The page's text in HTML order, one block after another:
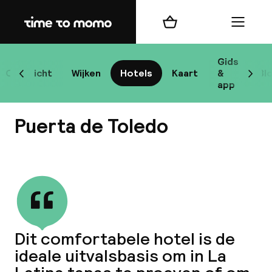
Home
Overzicht Wijken Hotels Kaart
Gids
&
app
Scroll naar links
Winkelmand Menu
Puerta de Toledo
Dit comfortabele hotel is de
ideale uitvalsbasis om in La